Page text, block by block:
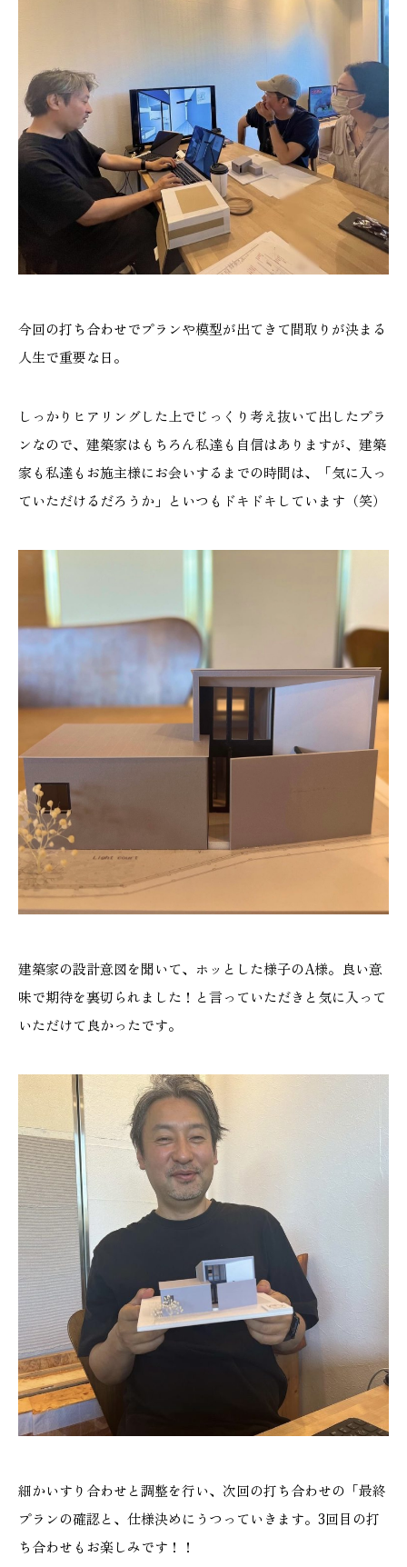
053-488-5127
10:00〜19:00 水曜定休
浜松店
053-430-5123
10:00〜19:00 水曜定休
今回の打ち合わせでプランや模型が出てきて間取りが決まる
人生で重要な日。
しっかりヒアリングした上でじっくり考え抜いて出したプラ
ンなので、建築家はもちろん私達も自信はありますが、建築
家も私達もお施主様にお会いするまでの時間は、「気に入っ
ていただけるだろうか」といつもドキドキしています（笑）
建築家の設計意図を聞いて、ホッとした様子のA様。良い意
味で期待を裏切られました！と言っていただきと気に入って
いただけて良かったです。
細かいすり合わせと調整を行い、次回の打ち合わせの「最終
プランの確認と、仕様決めにうつっていきます。3回目の打
ち合わせもお楽しみです！！